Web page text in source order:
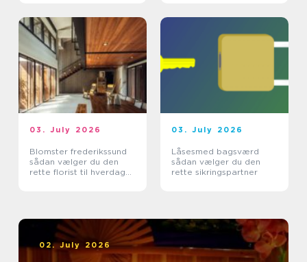
03. July 2026
Blomster frederikssund
sådan vælger du den
rette florist til hverdag
03. July 2026
Låsesmed bagsværd
sådan vælger du den
rette sikringspartner
02. July 2026